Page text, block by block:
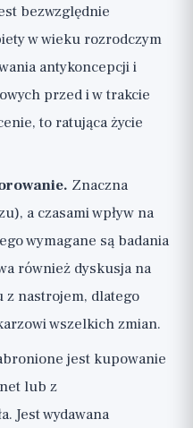
bezwzględnie
w wieku rozrodczym
antykoncepcji i
przed i w trakcie
to ratująca życie
Znaczna
a czasami wpływ na
wymagane są badania
również dyskusja na
z nastrojem, dlatego
wszelkich zmian.
jest kupowanie
lub z
Jest wydawana